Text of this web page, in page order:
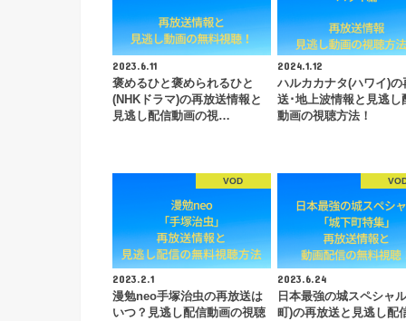
2023.6.11
褒めるひと褒められるひと
(NHKドラマ)の再放送情報と
見逃し配信動画の視…
2024.1.12
ハルカカナタ(ハワイ)の
送･地上波情報と見逃し
動画の視聴方法！
VOD
2023.2.1
漫勉neo手塚治虫の再放送は
いつ？見逃し配信動画の視聴
2023.6.24
日本最強の城スペシャ
町)の再放送と見逃し配